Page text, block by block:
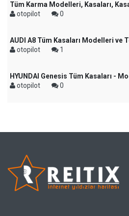
Tüm Karma Modelleri, Kasaları,
otopilot
0
AUDI A8 Tüm Kasaları Modelleri ve
otopilot
1
HYUNDAI Genesis Tüm Kasaları -
otopilot
0